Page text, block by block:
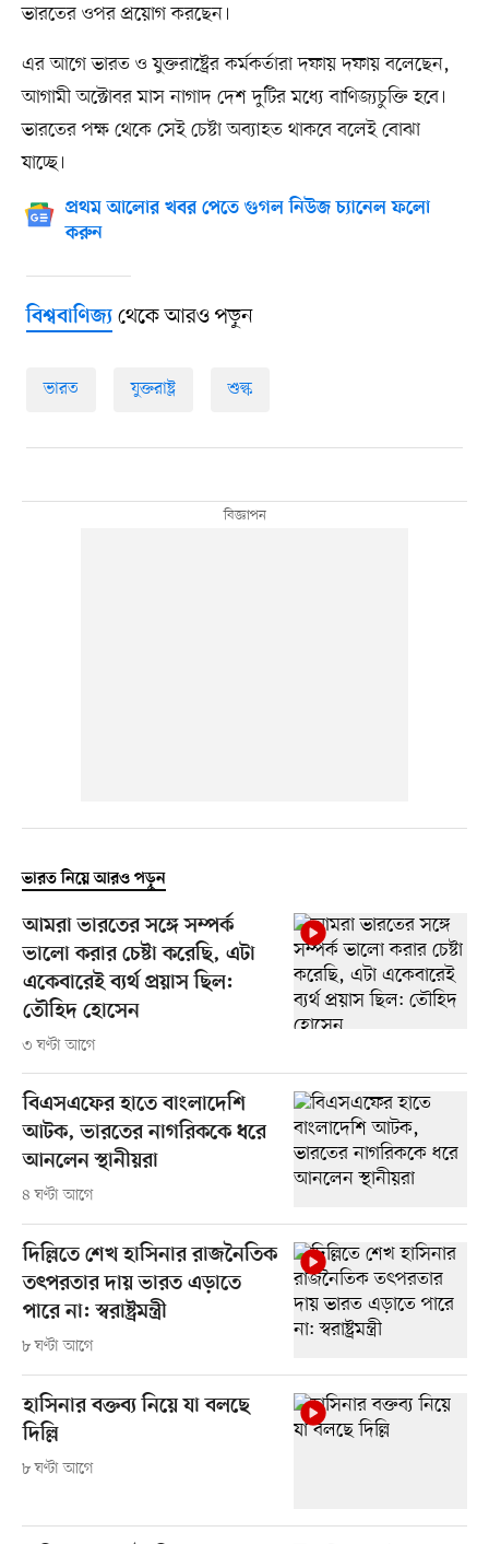
ভারতের ওপর প্রয়োগ করছেন।
এর আগে ভারত ও যুক্তরাষ্ট্রের কর্মকর্তারা দফায় দফায় বলেছেন,
আগামী অক্টোবর মাস নাগাদ দেশ দুটির মধ্যে বাণিজ্যচুক্তি হবে।
ভারতের পক্ষ থেকে সেই চেষ্টা অব্যাহত থাকবে বলেই বোঝা
যাচ্ছে।
প্রথম আলোর খবর পেতে গুগল নিউজ চ্যানেল ফলো
করুন
বিশ্ববাণিজ্যথেকে আরও পড়ুন
ভারত যুক্তরাষ্ট্র শুল্ক
ভারত নিয়ে আরও পড়ুন
আমরা ভারতের সঙ্গে সম্পর্ক
ভালো করার চেষ্টা করেছি, এটা
একেবারেই ব্যর্থ প্রয়াস ছিল:
তৌহিদ হোসেন
৩ ঘণ্টা আগে
বিএসএফের হাতে বাংলাদেশি
আটক, ভারতের নাগরিককে ধরে
আনলেন স্থানীয়রা
৪ ঘণ্টা আগে
দিল্লিতে শেখ হাসিনার রাজনৈতিক
তৎপরতার দায় ভারত এড়াতে
পারে না: স্বরাষ্ট্রমন্ত্রী
৮ ঘণ্টা আগে
হাসিনার বক্তব্য নিয়ে যা বলছে
দিল্লি
৮ ঘণ্টা আগে